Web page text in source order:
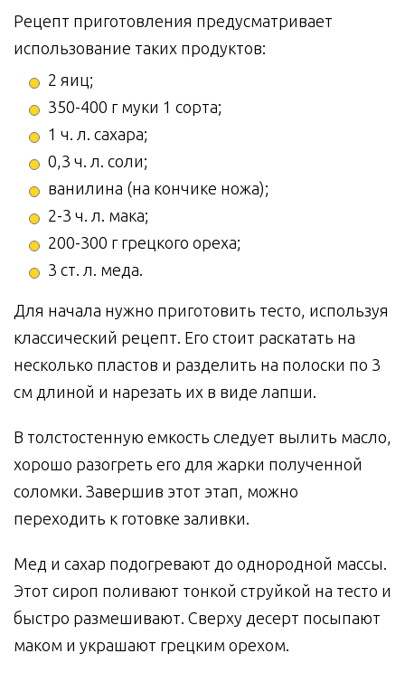
Рецепт приготовления предусматривает
использование таких продуктов:
2 яиц;
350-400 г муки 1 сорта;
1 ч. л. сахара;
0,3 ч. л. соли;
ванилина (на кончике ножа);
2-3 ч. л. мака;
200-300 г грецкого ореха;
3 ст. л. меда.
Для начала нужно приготовить тесто, используя
классический рецепт. Его стоит раскатать на
несколько пластов и разделить на полоски по 3
см длиной и нарезать их в виде лапши.
В толстостенную емкость следует вылить масло,
хорошо разогреть его для жарки полученной
соломки. Завершив этот этап, можно
переходить к готовке заливки.
Мед и сахар подогревают до однородной массы.
Этот сироп поливают тонкой струйкой на тесто и
быстро размешивают. Сверху десерт посыпают
маком и украшают грецким орехом.